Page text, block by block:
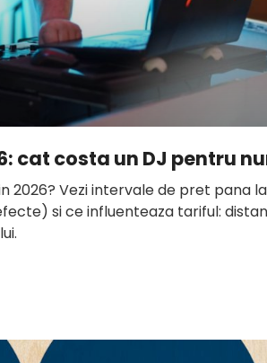
cat costa un DJ pentru
2026? Vezi intervale de pret pana
si ce influenteaza tariful: